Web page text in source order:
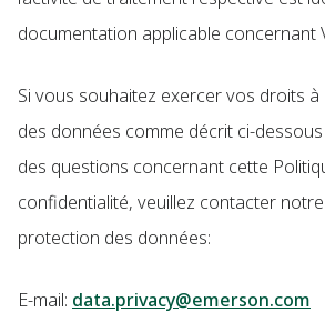
documentation applicable concernant
Si vous souhaitez exercer vos droits
des données comme décrit ci-
des questions concernant cette
confidentialité, veuillez contacter
protection des données:
E-mail: data.privacy@emerson.com